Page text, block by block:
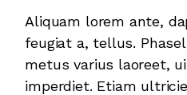
Aliquam lorem ante,
feugiat a, tellus.
metus varius laoreet,
imperdiet. Etiam